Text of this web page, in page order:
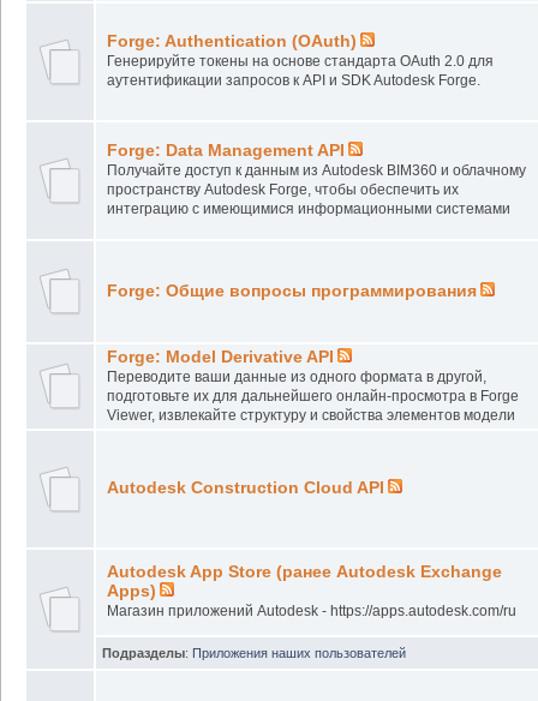
Forge: Authentication (OAuth)
Генерируйте токены на основе стандарта OAuth 2.0 для
аутентификации запросов к API и SDK Autodesk Forge.
Forge: Data Management API
Получайте доступ к данным из Autodesk BIM360 и облачному
пространству Autodesk Forge, чтобы обеспечить их
интеграцию с имеющимися информационными системами
Forge: Общие вопросы программирования
Forge: Model Derivative API
Переводите ваши данные из одного формата в другой,
подготовьте их для дальнейшего онлайн-просмотра в Forge
Viewer, извлекайте структуру и свойства элементов модели
Autodesk Construction Cloud API
Autodesk App Store (ранее Autodesk Exchange
Apps)
Магазин приложений Autodesk - https://apps.autodesk.com/ru
Подразделы: Приложения наших пользователей